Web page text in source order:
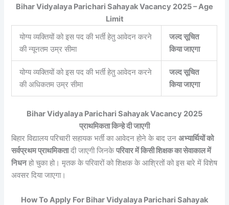
Bihar Vidyalaya Parichari Sahayak Vacancy 2025 – Age
Limit
योग्य व्यक्तियों को इस पद की भर्ती हेतु आवेदन करने
की न्यूनतम उम्र सीमा
जल्द सूचित
किया जाएगा
योग्य व्यक्तियों को इस पद की भर्ती हेतु आवेदन करने
की अधिकतम उम्र सीमा
जल्द सूचित
किया जाएगा
Bihar Vidyalaya Parichari Sahayak Vacancy 2025
प्राथमिकता किन्हे दी जाएगी
बिहार विद्यालय परिचारी सहायक भर्ती का आवेदन होने के बाद उनअभ्यार्थियों को
सर्वप्रथम प्राथमिकतादी जाएगी जिनकेपरिवार में किसी शिक्षक का सेवाकाल में
निधनहो चुका हो। मृतक के परिवारों को शिक्षक के आश्रितों को इस बारे में विशेष
अवसर दिया जाएगा।
How To Apply For Bihar Vidyalaya Parichari Sahayak